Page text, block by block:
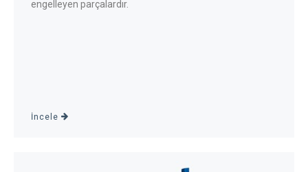
engelleyen parçalardır.
İncele